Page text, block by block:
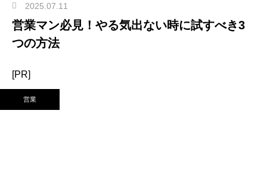
2025.07.11
営業マン必見！やる気出ない時に試すべき3
つの方法
[PR]
営業